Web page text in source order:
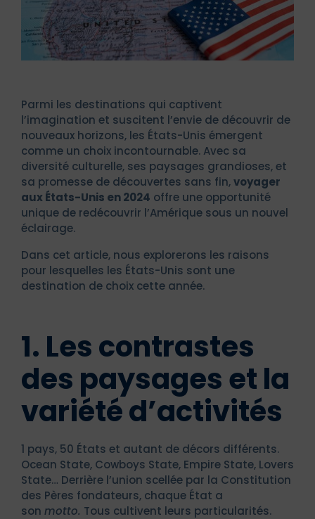
Parmi les destinations qui captivent
l’imagination et suscitent l’envie de découvrir de
nouveaux horizons, les États-Unis émergent
comme un choix incontournable. Avec sa
diversité culturelle, ses paysages grandioses, et
sa promesse de découvertes sans fin,voyager
aux États-Unis en 2024 offre une opportunité
unique de redécouvrir l’Amérique sous un nouvel
éclairage.
Dans cet article, nous explorerons les raisons
pour lesquelles les États-Unis sont une
destination de choix cette année.
1. Les contrastes
des paysages et la
variété d’activités
1 pays, 50 États et autant de décors différents.
Ocean State, Cowboys State, Empire State, Lovers
State… Derrière l’union scellée par la Constitution
des Pères fondateurs, chaque État a
son motto. Tous cultivent leurs particularités.